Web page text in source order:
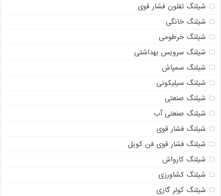
شیلنگ تفلون فشار قوی
شیلنگ خانگی
شیلنگ خرطومی
شیلنگ سرویس بهداشتی
شیلنگ سمپاش
شیلنگ سیلیکونی
شیلنگ صنعتی
شیلنگ صنعتی آب
شیلنگ فشار قوی
شیلنگ فشار قوی فن کویل
شیلنگ کارواش
شیلنگ کشاورزی
شیلنگ کولر گازی